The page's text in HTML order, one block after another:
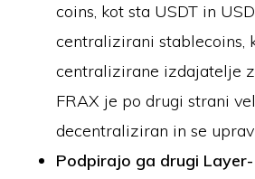
coins, kot sta USDT in
centralizirani stablecoins,
centralizirane izdajatelje
FRAX je po drugi strani
decentraliziran in se
Podpirajo ga drugi